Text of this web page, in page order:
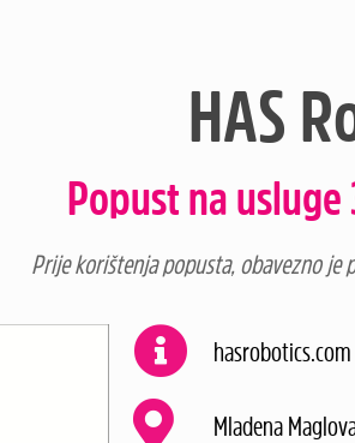
HAS
Popust na
Prije korištenja popusta, obavezno je
hasrobotics.com
Mladena